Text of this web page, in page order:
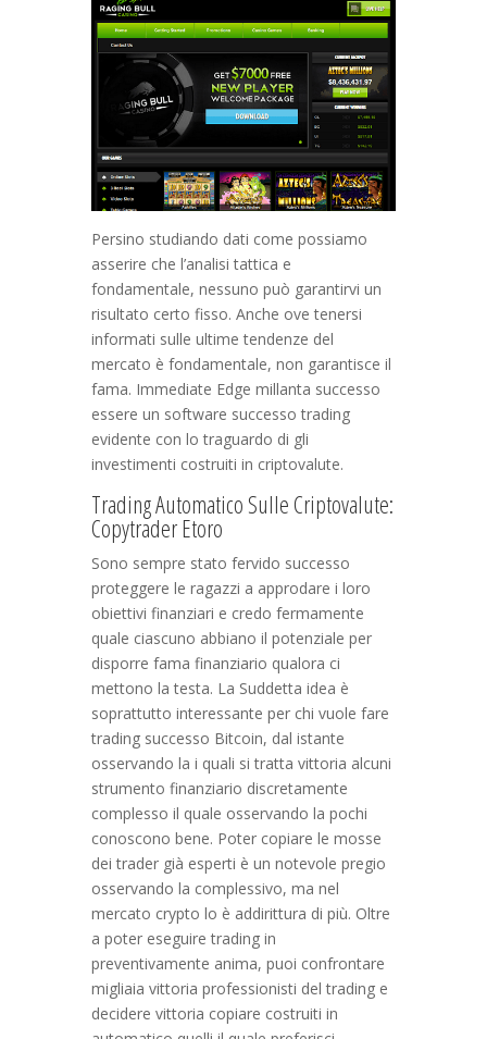
Persino studiando dati come possiamo
asserire che l’analisi tattica e
fondamentale, nessuno può garantirvi un
risultato certo fisso. Anche ove tenersi
informati sulle ultime tendenze del
mercato è fondamentale, non garantisce il
fama. Immediate Edge millanta successo
essere un software successo trading
evidente con lo traguardo di gli
investimenti costruiti in criptovalute.
Trading Automatico Sulle Criptovalute:
Copytrader Etoro
Sono sempre stato fervido successo
proteggere le ragazzi a approdare i loro
obiettivi finanziari e credo fermamente
quale ciascuno abbiano il potenziale per
disporre fama finanziario qualora ci
mettono la testa. La Suddetta idea è
soprattutto interessante per chi vuole fare
trading successo Bitcoin, dal istante
osservando la i quali si tratta vittoria alcuni
strumento finanziario discretamente
complesso il quale osservando la pochi
conoscono bene. Poter copiare le mosse
dei trader già esperti è un notevole pregio
osservando la complessivo, ma nel
mercato crypto lo è addirittura di più. Oltre
a poter eseguire trading in
preventivamente anima, puoi confrontare
migliaia vittoria professionisti del trading e
decidere vittoria copiare costruiti in